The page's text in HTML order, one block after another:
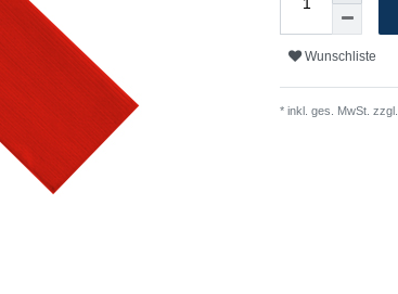
Wunschliste
* inkl. ges. MwSt. zzgl.